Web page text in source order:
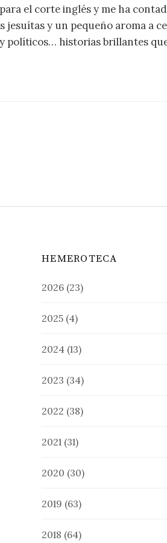
el corte inglés y me ha
y un pequeño aroma a
políticos… historias brillantes
HEMEROTECA
2026 (23)
2025 (4)
2024 (13)
2023 (34)
2022 (38)
2021 (31)
2020 (30)
2019 (63)
2018 (64)